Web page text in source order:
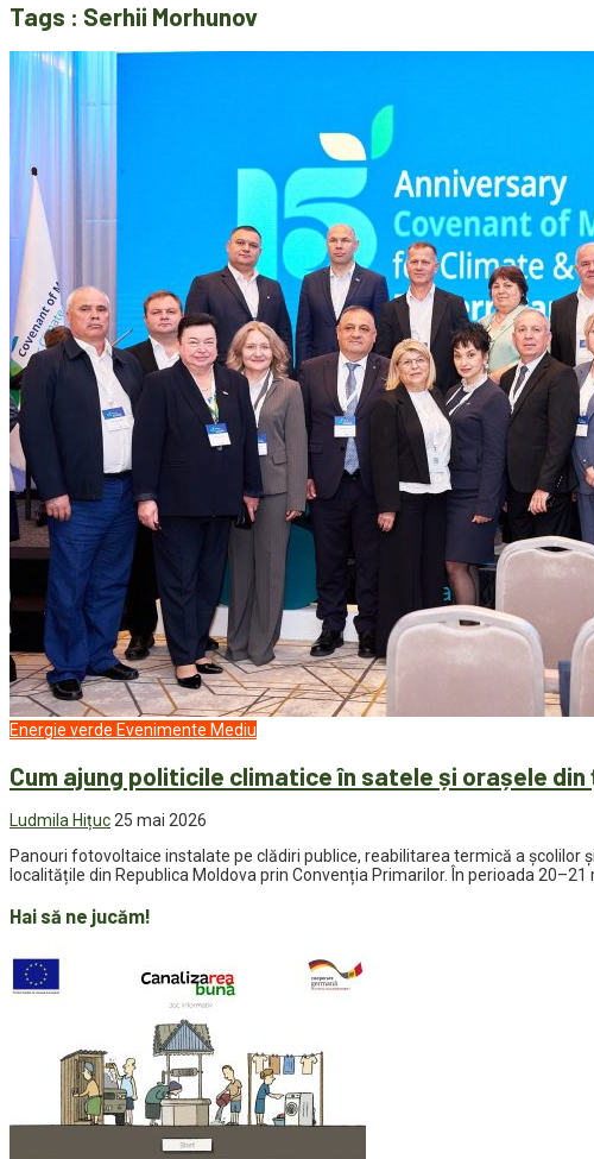
Tags : Serhii Morhunov
Energie verde Evenimente Mediu
Cum ajung politicile climatice în satele și orașele din
Ludmila Hițuc25 mai 2026
Panouri fotovoltaice instalate pe clădiri publice, reabilitarea termică a
localitățile din Republica Moldova prin Convenția Primarilor. În perioada
Hai să ne jucăm!